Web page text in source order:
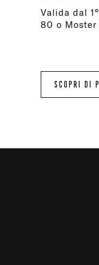
Valida dal
80 o
SCOPRI DI